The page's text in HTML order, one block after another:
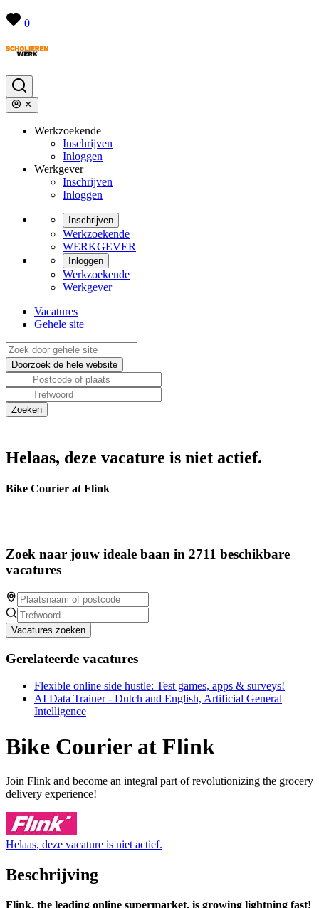
0
Werkzoekende
Inschrijven
Inloggen
Werkgever
Inschrijven
Inloggen
Inschrijven
Werkzoekende
WERKGEVER
Inloggen
Werkzoekende
Werkgever
Vacatures
Gehele site
Helaas, deze vacature is niet actief.
Bike Courier at Flink
Zoek naar jouw ideale baan in 2711 beschikbare
vacatures
Vacatures zoeken
Gerelateerde vacatures
Flexible online side hustle: Test games, apps & surveys!
AI Data Trainer - Dutch and English, Artificial General
Intelligence
Bike Courier at Flink
Join Flink and become an integral part of revolutionizing the grocery
delivery experience!
Helaas, deze vacature is niet actief.
Beschrijving
Flink, the leading online supermarket, is growing lightning fast!